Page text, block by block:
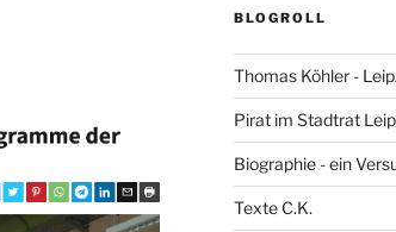
BLOGROLL
Thomas Köhler -
Pirat im Stadtrat
Biographie - ein
Texte C.K.